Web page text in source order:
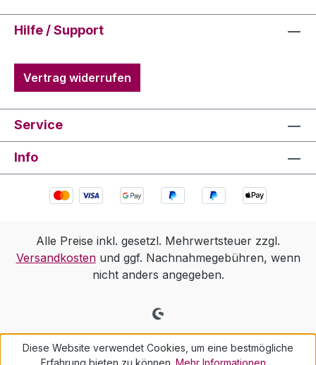
Hilfe / Support
Vertrag widerrufen
Service
Info
Alle Preise inkl. gesetzl. Mehrwertsteuer zzgl.
Versandkostenund ggf. Nachnahmegebühren, wenn
nicht anders angegeben.
Diese Website verwendet Cookies, um eine bestmögliche
Erfahrung bieten zu können. Mehr Informationen ...